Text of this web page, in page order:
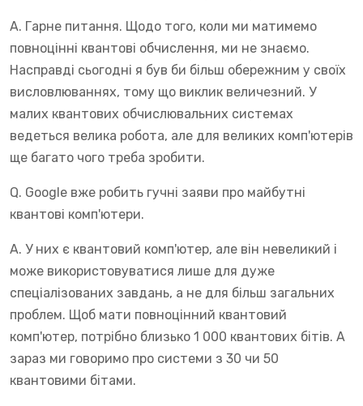
A. Гарне питання. Щодо того, коли ми матимемо
повноцінні квантові обчислення, ми не знаємо.
Насправді сьогодні я був би більш обережним у своїх
висловлюваннях, тому що виклик величезний. У
малих квантових обчислювальних системах
ведеться велика робота, але для великих комп'ютерів
ще багато чого треба зробити.
Q. Google вже робить гучні заяви про майбутні
квантові комп'ютери.
A. У них є квантовий комп'ютер, але він невеликий і
може використовуватися лише для дуже
спеціалізованих завдань, а не для більш загальних
проблем. Щоб мати повноцінний квантовий
комп'ютер, потрібно близько 1 000 квантових бітів. А
зараз ми говоримо про системи з 30 чи 50
квантовими бітами.